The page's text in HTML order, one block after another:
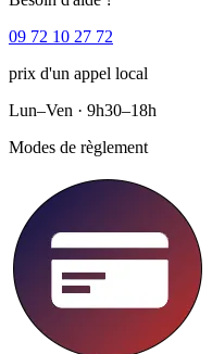
09 72 10 27 72
prix d'un appel local
Lun–Ven · 9h30–18h
Modes de règlement